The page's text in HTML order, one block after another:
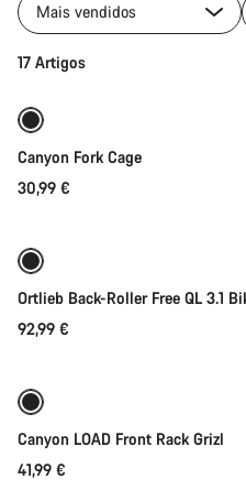
Mais vendidos
17 Artigos
Canyon Fork Cage
30,99 €
Ortlieb Back-Roller Free QL 3.1
92,99 €
Canyon LOAD Front Rack Grizl
41,99 €